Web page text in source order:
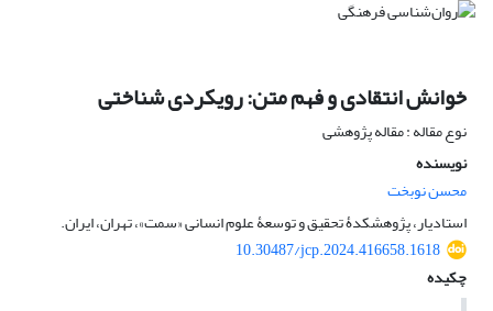
خوانش انتقادی و فهم متن: رویکردی شناختی
نوع مقاله : مقاله پژوهشی
نویسنده
محسن نوبخت
استادیار، پژوهشکدۀ تحقیق و توسعۀ علوم انسانی «سمت»، تهران، ایران.
10.30487/jcp.2024.416658.1618
چکیده